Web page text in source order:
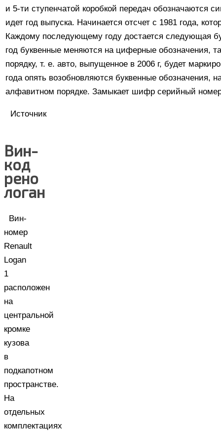
и 5-ти ступенчатой коробкой передач обозначаются
идет год выпуска. Начинается отсчет с 1981 года,
Каждому последующему году достается следующая
год буквенные меняются на циферные обозначения,
порядку, т. е. авто, выпущенное в 2006 г, будет
года опять возобновляются буквенные обозначения,
алфавитном порядке. Замыкает шифр серийный
Источник
Вин-
код
рено
логан
Вин-
номер
Renault
Logan
1
расположен
на
центральной
кромке
кузова
в
подкапотном
пространстве.
На
отдельных
комплектациях